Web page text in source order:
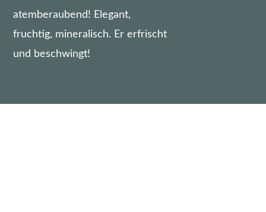
atemberaubend! Elegant,
fruchtig, mineralisch. Er erfrischt
und beschwingt!